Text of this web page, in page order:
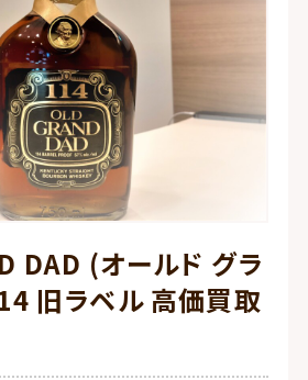
DAD (オールド グラ
旧ラベル 高価買取